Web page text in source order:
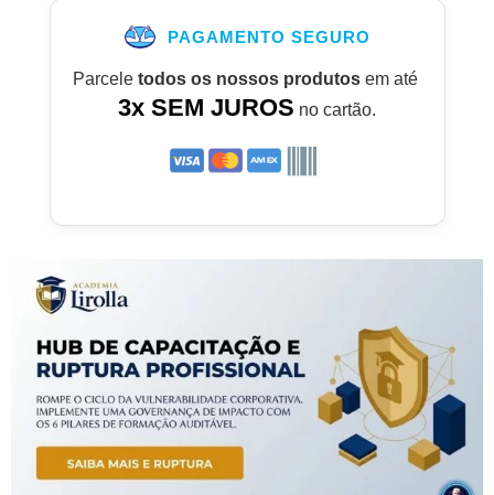
PAGAMENTO SEGURO
Parcele todos os nossos produtosem até
3x SEM JUROS no cartão.